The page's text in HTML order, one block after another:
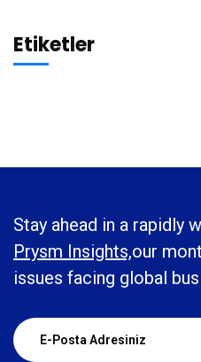
Etiketler
Stay ahead in a rapidly
Prysm Insights,our
issues facing global